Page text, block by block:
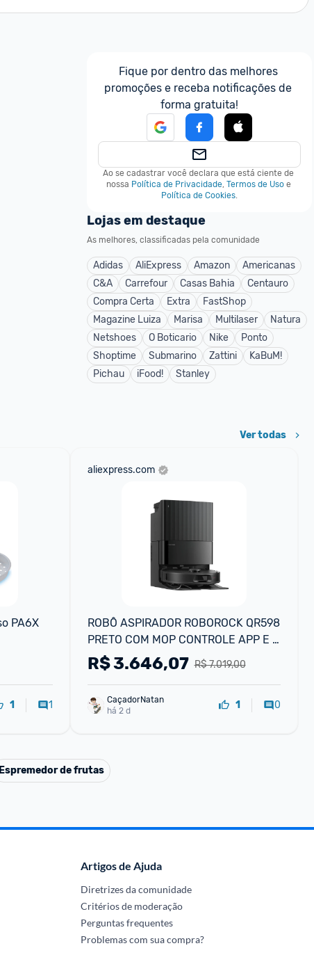
Fique por dentro das melhores
promoções e receba notificações de
forma gratuita!
Ao se cadastrar você declara que está ciente de
nossa Política de Privacidade, Termos de Uso e
Política de Cookies.
Lojas em destaque
As melhores, classificadas pela comunidade
Adidas AliExpress Amazon
Americanas
C&A
Carrefour Casas Bahia
Centauro
Compra Certa
Extra
FastShop
Magazine Luiza
Marisa Multilaser
Natura
Netshoes
O Boticario Nike
Ponto
Shoptime
Submarino Zattini
KaBuM!
Pichau
iFood! Stanley
Ver todas
PA6X
1 1
aliexpress.com
ROBÔ ASPIRADOR ROBOROCK QR598
PRETO COM MOP CONTROLE APP E
SENSOR ANTIQUEDA 127V
R$ 7.019,00
R$3.646,07
CaçadorNatan
há 2 d
1 0
Espremedor de frutas
Artigos de Ajuda
Diretrizes da comunidade
Critérios de moderação
Perguntas frequentes
Problemas com sua compra?